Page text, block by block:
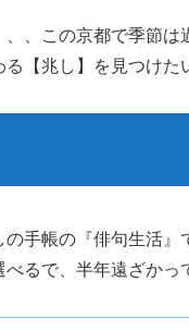
、この京都で季節
【兆し】を見つけた
手帳の『俳句生活
るで、半年遠ざかっ